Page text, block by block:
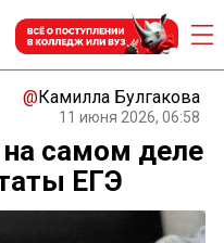
@Камилла Булгакова
11 июня 2026, 06:58
на самом деле
ЕГЭ